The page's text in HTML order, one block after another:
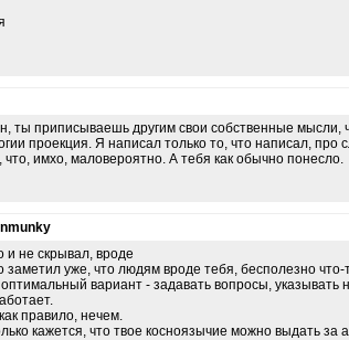
ты приписываешь другим свои собственные мысли,
проекция. Я написал только то, что написал,
что, имхо, маловероятно. А тебя как обычно понесло.
и не скрывал, вроде
заметил уже, что людям вроде тебя, бесполезно что-
вариант - задавать вопросы, указывать
правило, нечем.
кажется, что твое косноязычие можно выдать за